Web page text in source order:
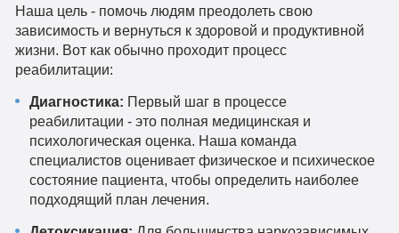
Наша цель - помочь людям преодолеть свою
зависимость и вернуться к здоровой и продуктивной
жизни. Вот как обычно проходит процесс
реабилитации:
Диагностика: Первый шаг в процессе
реабилитации - это полная медицинская и
психологическая оценка. Наша команда
специалистов оценивает физическое и психическое
состояние пациента, чтобы определить наиболее
подходящий план лечения.